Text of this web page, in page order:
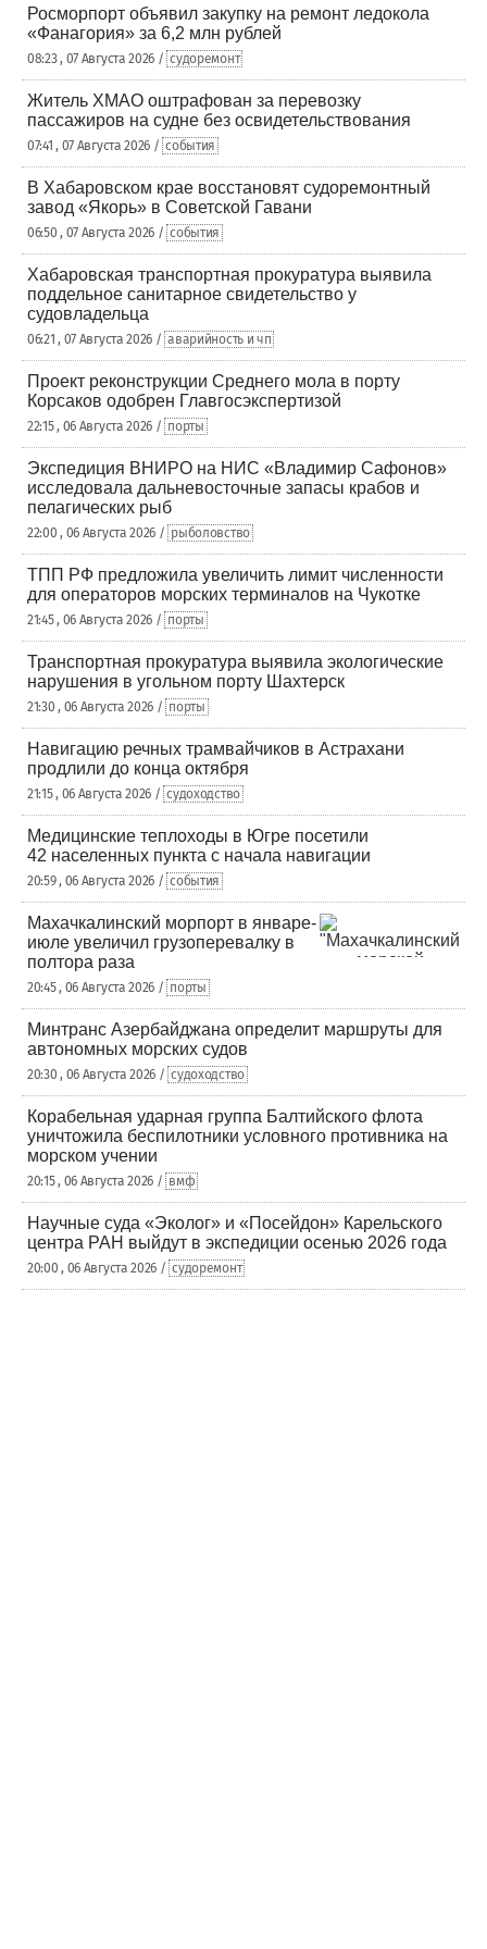
Росморпорт объявил закупку на ремонт ледокола
«Фанагория» за 6,2 млн рублей
08:23 , 07 Августа 2026 / судоремонт
Житель ХМАО оштрафован за перевозку
пассажиров на судне без освидетельствования
07:41 , 07 Августа 2026 / события
В Хабаровском крае восстановят судоремонтный
завод «Якорь» в Советской Гавани
06:50 , 07 Августа 2026 / события
Хабаровская транспортная прокуратура выявила
поддельное санитарное свидетельство у
судовладельца
06:21 , 07 Августа 2026 / аварийность и чп
Проект реконструкции Среднего мола в порту
Корсаков одобрен Главгосэкспертизой
22:15 , 06 Августа 2026 / порты
Экспедиция ВНИРО на НИС «Владимир Сафонов»
исследовала дальневосточные запасы крабов и
пелагических рыб
22:00 , 06 Августа 2026 / рыболовство
ТПП РФ предложила увеличить лимит численности
для операторов морских терминалов на Чукотке
21:45 , 06 Августа 2026 / порты
Транспортная прокуратура выявила экологические
нарушения в угольном порту Шахтерск
21:30 , 06 Августа 2026 / порты
Навигацию речных трамвайчиков в Астрахани
продлили до конца октября
21:15 , 06 Августа 2026 / судоходство
Медицинские теплоходы в Югре посетили
42 населенных пункта с начала навигации
20:59 , 06 Августа 2026 / события
Махачкалинский морпорт в январе-
июле увеличил грузоперевалку в
полтора раза
20:45 , 06 Августа 2026 / порты
Минтранс Азербайджана определит маршруты для
автономных морских судов
20:30 , 06 Августа 2026 / судоходство
Корабельная ударная группа Балтийского флота
уничтожила беспилотники условного противника на
морском учении
20:15 , 06 Августа 2026 / вмф
Научные суда «Эколог» и «Посейдон» Карельского
центра РАН выйдут в экспедиции осенью 2026 года
20:00 , 06 Августа 2026 / судоремонт